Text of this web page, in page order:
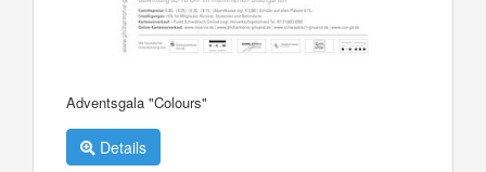
Adventsgala "Colours"
Details